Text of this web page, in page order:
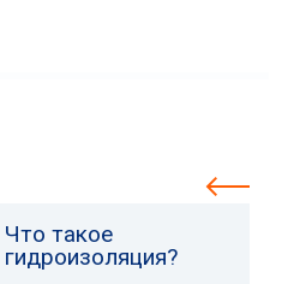
Что такое
гидроизоляция?